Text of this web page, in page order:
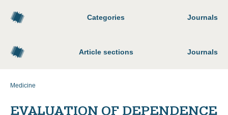
Categories Journals
Article sections Journals
Medicine
EVALUATION OF DEPENDENCE